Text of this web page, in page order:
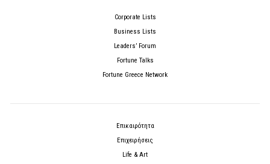
Corporate Lists
Business Lists
Leaders’ Forum
Fortune Talks
Fortune Greece Network
Επικαιρότητα
Επιχειρήσεις
Life & Art